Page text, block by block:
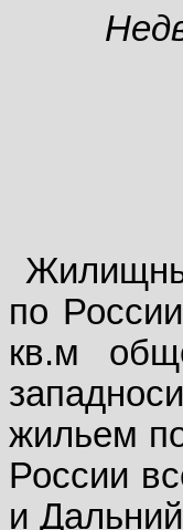
по
кв.м
жильем
России
и